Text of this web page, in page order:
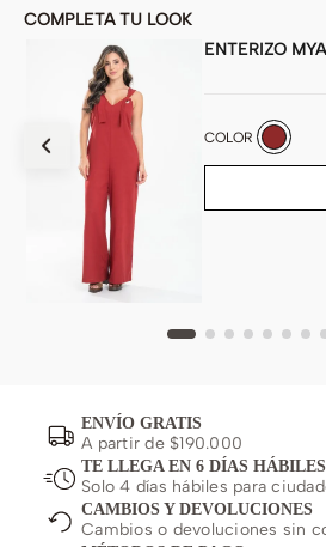
COMPLETA TU LOOK
ENTERIZO
COLOR
ENVÍO GRATIS
A partir de $190.000
TE LLEGA EN 6 DÍAS HÁBILES
Solo 4 días hábiles para
CAMBIOS Y DEVOLUCIONES
Cambios o devoluciones sin